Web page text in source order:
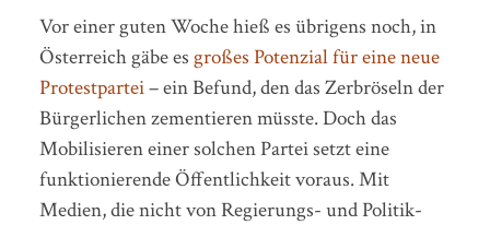
Vor einer guten Woche hieß es übrigens noch, in
Österreich gäbe es großes Potenzial für eine neue
Protestpartei– ein Befund, den das Zerbröseln der
Bürgerlichen zementieren müsste. Doch das
Mobilisieren einer solchen Partei setzt eine
funktionierende Öffentlichkeit voraus. Mit
Medien, die nicht von Regierungs- und Politik-